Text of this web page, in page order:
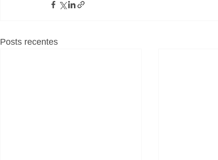
Posts recentes